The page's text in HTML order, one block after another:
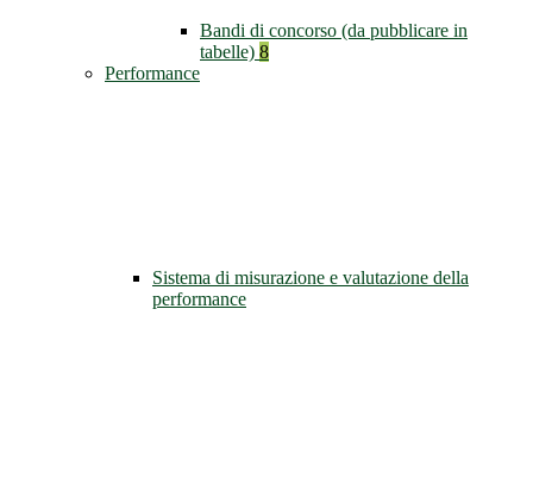
Bandi di concorso (da pubblicare in
tabelle) 8
Performance
Sistema di misurazione e valutazione della
performance